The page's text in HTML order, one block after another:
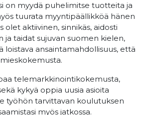
on myydä puhelimitse tuotteita ja
tuurata myyntipäällikköä hänen
olet aktiivinen, sinnikäs, aidosti
ja taidat sujuvan suomen kielen,
loistava ansaintamahdollisuus, että
telemarkkinointikokemusta,
kykyä oppia uusia asioita
työhön tarvittavan koulutuksen
myös jatkossa.